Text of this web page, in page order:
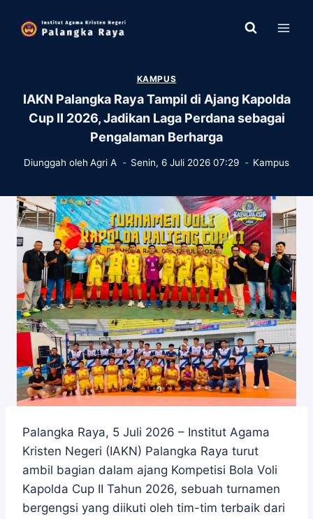
KAMPUS
IAKN Palangka Raya Tampil di Ajang Kapolda
Cup II 2026, Jadikan Laga Perdana sebagai
Pengalaman Berharga
Diunggah oleh Agri A Senin, 6 Juli 2026 07:29 Kampus
Palangka Raya, 5 Juli 2026 – Institut Agama
Kristen Negeri (IAKN) Palangka Raya turut
ambil bagian dalam ajang Kompetisi Bola Voli
Kapolda Cup II Tahun 2026, sebuah turnamen
bergengsi yang diikuti oleh tim-tim terbaik dari